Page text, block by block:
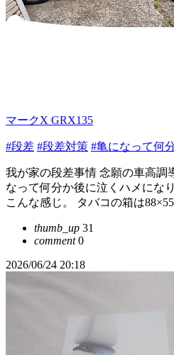
マークX GRX135
#段差 #段差対策 #亀になって何
我が家の段差事情 念願の車高調
なって何分か後に泣くハメにな
こんな感じ。 タバコの箱は
thumb_up 31
comment0
2026/06/24 20:18